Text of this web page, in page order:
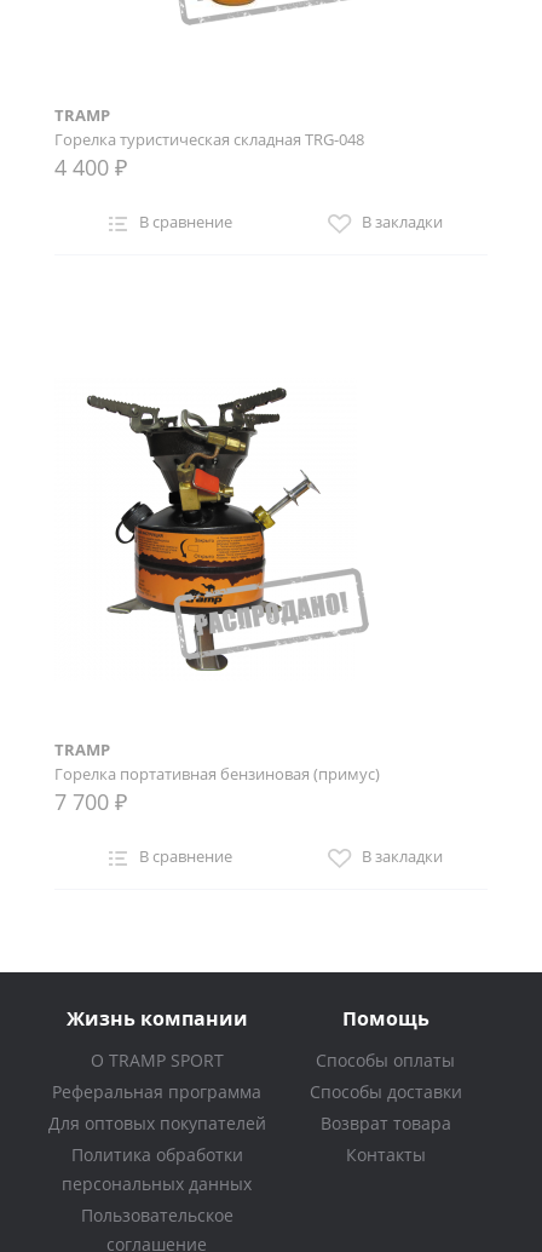
TRAMP
Горелка туристическая складная TRG-048
4 400 ₽
В сравнение В закладки
TRAMP
Горелка портативная бензиновая (примус)
7 700 ₽
В сравнение В закладки
Жизнь компании
О TRAMP SPORT
Реферальная программа
Для оптовых покупателей
Политика обработки
персональных данных
Пользовательское
соглашение
Помощь
Способы оплаты
Способы доставки
Возврат товара
Контакты